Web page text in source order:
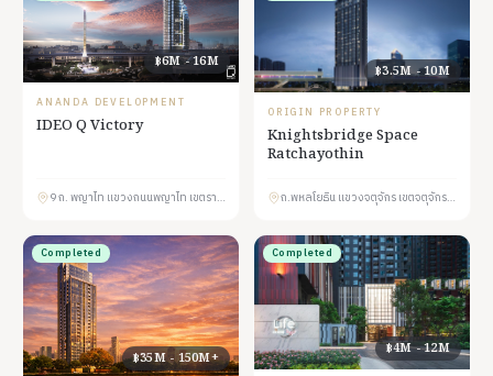
฿6M - 16M
ANANDA DEVELOPMENT
IDEO Q Victory
9 ถ. พญาไท แขวงถนนพญาไท เขตราชเทวี กรุงเทพมหานคร 10400
฿3.5M - 10M
ORIGIN PROPERTY
Knightsbridge Space
Ratchayothin
ถ.พหลโยธิน แขวงจตุจักร เขตจตุจักร กรุงเทพมหานคร 10900
Completed
฿35M - 150M+
Completed
฿4M - 12M